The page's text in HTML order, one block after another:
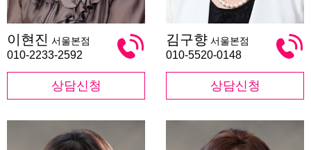
현
진
이현진 서울본점
010-2233-2592
상담신청
구
향
김구향 서울본점
010-5520-0148
상담신청